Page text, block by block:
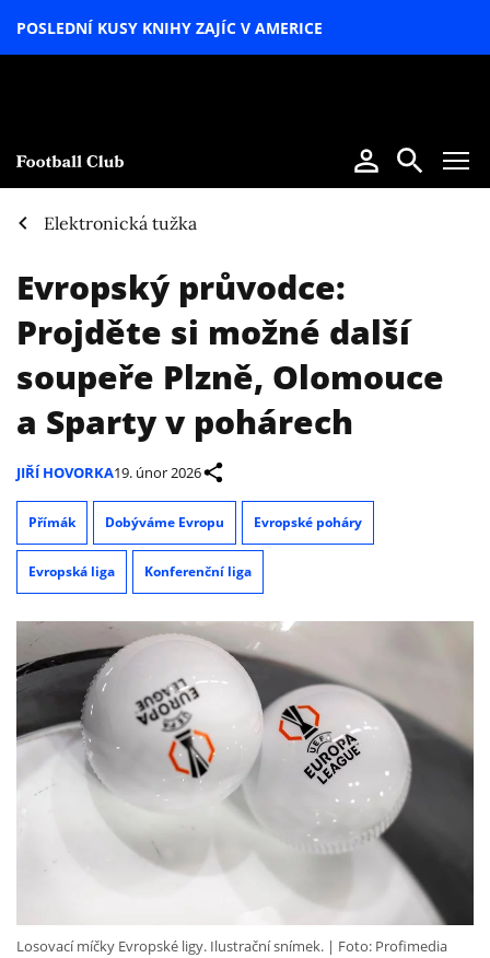
POSLEDNÍ KUSY KNIHY ZAJÍC V AMERICE
Elektronická tužka
Evropský průvodce:
Projděte si možné další
soupeře Plzně, Olomouce
a Sparty v pohárech
JIŘÍ HOVORKA19. únor 2026
Přímák Dobýváme Evropu Evropské poháry
Evropská liga Konferenční liga
Losovací míčky Evropské ligy. Ilustrační snímek. Foto: Profimedia